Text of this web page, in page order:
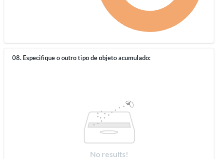
08. Especifique o outro tipo de objeto acumulado:
No results!